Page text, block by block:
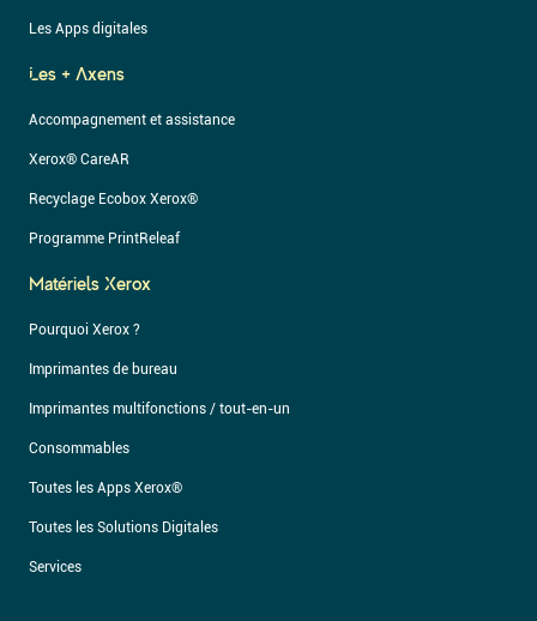
Les Apps digitales
Les + Axens
Accompagnement et assistance
Xerox® CareAR
Recyclage Ecobox Xerox®
Programme PrintReleaf
Matériels Xerox
Pourquoi Xerox ?
Imprimantes de bureau
Imprimantes multifonctions / tout-en-un
Consommables
Toutes les Apps Xerox®
Toutes les Solutions Digitales
Services